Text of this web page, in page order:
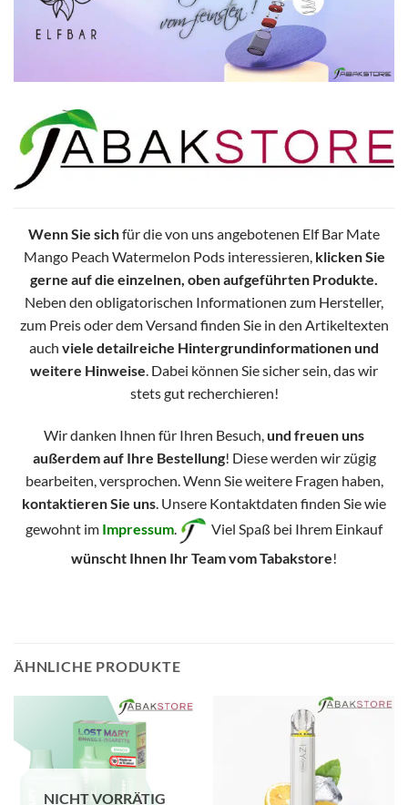
Wenn Sie sichfür die von uns angebotenen Elf Bar Mate
Mango Peach Watermelon Pods interessieren, klicken Sie
gerne auf die einzelnen, oben aufgeführten Produkte.
Neben den obligatorischen Informationen zum Hersteller,
zum Preis oder dem Versand finden Sie in den Artikeltexten
auch viele detailreiche Hintergrundinformationen und
weitere Hinweise. Dabei können Sie sicher sein, das wir
stets gut recherchieren!
Wir danken Ihnen für Ihren Besuch,und freuen uns
außerdem auf Ihre Bestellung! Diese werden wir zügig
bearbeiten, versprochen. Wenn Sie weitere Fragen haben,
kontaktieren Sie uns. Unsere Kontaktdaten finden Sie wie
gewohnt im Impressum
Viel Spaß bei Ihrem Einkauf
wünscht Ihnen Ihr Team vom Tabakstore!
ÄHNLICHE PRODUKTE
NICHT VORRÄTIG